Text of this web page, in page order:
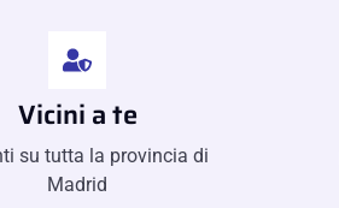
Vicini a te
su tutta la provincia di
Madrid